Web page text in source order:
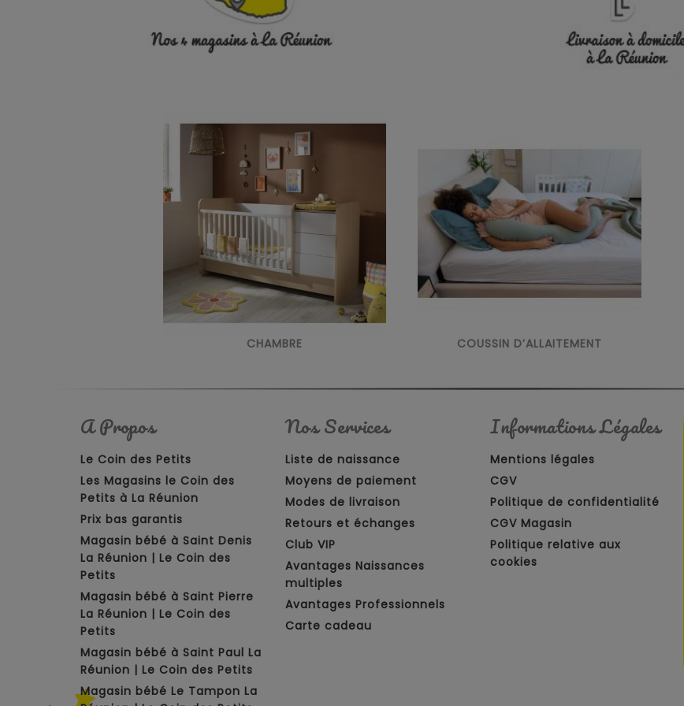
CHAMBRE COUSSIN D’ALLAITEMENT
A Propos
Le Coin des Petits
Les Magasins le Coin des
Petits à La Réunion
Prix bas garantis
Magasin bébé à Saint Denis
La Réunion | Le Coin des
Petits
Magasin bébé à Saint Pierre
La Réunion | Le Coin des
Petits
Magasin bébé à Saint Paul La
Réunion | Le Coin des Petits
Magasin bébé Le Tampon La
Nos Services
Liste de naissance
Moyens de paiement
Modes de livraison
Retours et échanges
Club VIP
Avantages Naissances
multiples
Avantages Professionnels
Carte cadeau
Informations Légales
Mentions légales
CGV
Politique de confidentialité
CGV Magasin
Politique relative aux
cookies